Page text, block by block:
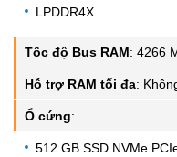
LPDDR4X
Tốc độ Bus RAM: 4266
Hỗ trợ RAM tối đa:
Ổ cứng:
512 GB SSD NVMe